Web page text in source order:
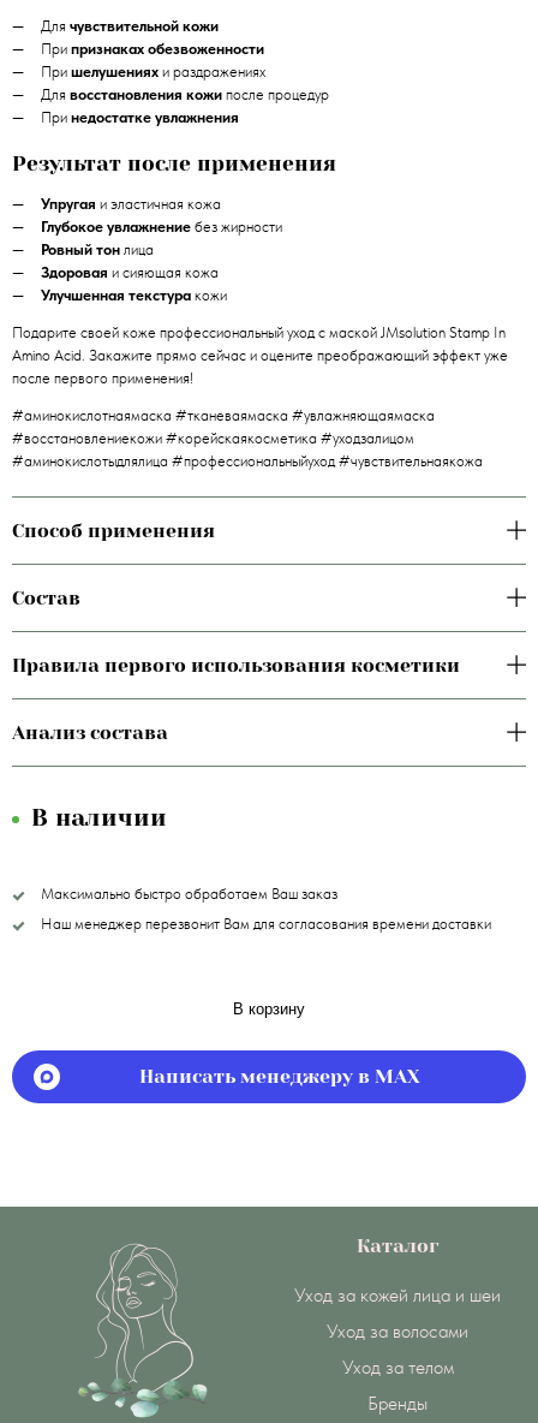
Для чувствительной кожи
При признаках обезвоженности
При шелушениях и раздражениях
Для восстановления кожи после процедур
При недостатке увлажнения
Результат после применения
Упругая и эластичная кожа
Глубокое увлажнение без жирности
Ровный тон лица
Здоровая и сияющая кожа
Улучшенная текстура кожи
Подарите своей коже профессиональный уход с маской JMsolution Stamp In
Amino Acid. Закажите прямо сейчас и оцените преображающий эффект уже
после первого применения!
#аминокислотнаямаска #тканеваямаска #увлажняющаямаска
#восстановлениекожи #корейскаякосметика #уходзалицом
#аминокислотыдлялица #профессиональныйуход #чувствительнаякожа
Способ применения
Состав
Правила первого использования косметики
Анализ состава
В наличии
Максимально быстро обработаем Ваш заказ
Наш менеджер перезвонит Вам для согласования времени доставки
В корзину
Написать менеджеру в MAX
Каталог
Уход за кожей лица и шеи
Уход за волосами
Уход за телом
Бренды